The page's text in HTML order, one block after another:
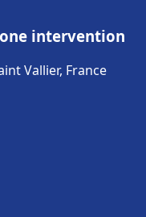
intervention
Vallier, France